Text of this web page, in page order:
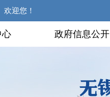
迎您！
心 政府信息公开